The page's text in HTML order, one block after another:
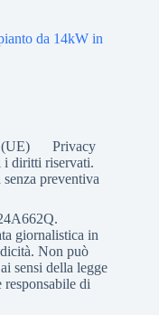
da 14kW in
Privacy
diritti riservati.
preventiva
giornalistica in
Non può
sensi della legge
di